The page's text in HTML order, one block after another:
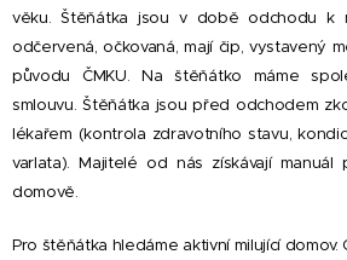
věku. Štěňátka jsou v době odchodu k
odčervená, očkovaná, mají čip, vystavený
původu ČMKU. Na štěňátko máme
smlouvu. Štěňátka jsou před odchodem
lékařem (kontrola zdravotního stavu,
varlata). Majitelé od nás získávají
domově.
Pro štěňátka hledáme aktivní milující domov.